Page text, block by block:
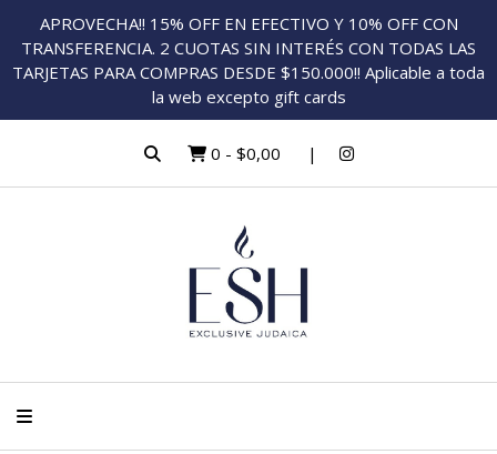
APROVECHA!! 15% OFF EN EFECTIVO Y 10% OFF CON
TRANSFERENCIA. 2 CUOTAS SIN INTERÉS CON TODAS LAS
TARJETAS PARA COMPRAS DESDE $150.000!! Aplicable a toda
la web excepto gift cards
0 - $0,00